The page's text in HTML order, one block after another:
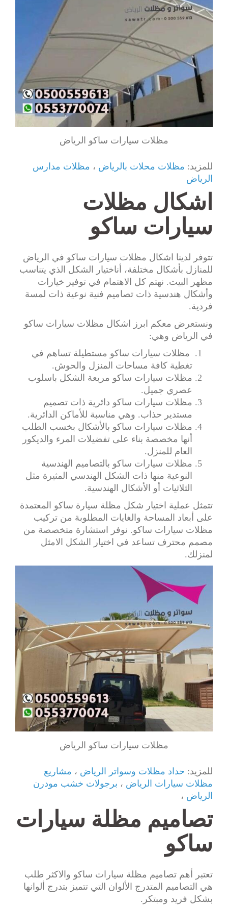
مظلات سيارات ساكو الرياض
للمزيد: مظلات محلات بالرياض ، مظلات مدارس
الرياض
اشكال مظلات
سيارات ساكو
تتوفر لدينا اشكال مظلات سيارات ساكو في الرياض
للمنازل بأشكال مختلفة، أناختيار الشكل الذي يتناسب
مظهر البيت. نهتم كل الاهتمام في توفير خيارات
وأشكال هندسية ذات تصاميم فنية نوعية ذات لمسة
فردية.
ونستعرض معكم ابرز اشكال مظلات سيارات ساكو
في الرياض وهي:
مظلات سيارات ساكو مستطيلة تساهم في
تغطية كافة مساحات المنزل والحوش.
مظلات سيارات ساكو مربعة الشكل باسلوب
عصري جميل.
مظلات سيارات ساكو دائرية ذات تصميم
مستدير حذاب. وهي مناسبة للأماكن الدائرية.
مظلات سيارات ساكو بالأشكال بخسب الطلب
أنها مخصصة بناء على تفضيلات المرء والديكور
العام للمنزل.
مظلات سيارات ساكو بالتصاميم الهندسية
النوعية منها ذات الشكل الهندسي المثيرة مثل
الثلاثيات أو الأشكال الهندسية.
تتمثل عملية اختيار شكل مظلة سيارة ساكو المعتمدة
على أبعاد المساحة والغايات المطلوبة من تركيب
مظلات سيارات ساكو. نوفر استشارة متخصصة من
مصمم محترف تساعد في اختيار الشكل الامثل
لمنزلك.
مظلات سيارات ساكو الرياض
للمزيد: حداد مظلات وسواتر الرياض ، مشاريع
مظلات سيارات الرياض ، برجولات خشب مودرن
الرياض ،
تصاميم مظلة سيارات
ساكو
تعتبر أهم تصاميم مظلة سيارات ساكو والاكثر طلب
هي التصاميم المتدرج الألوان التي تتميز بتدرج ألوانها
بشكل فريد ومبتكر.